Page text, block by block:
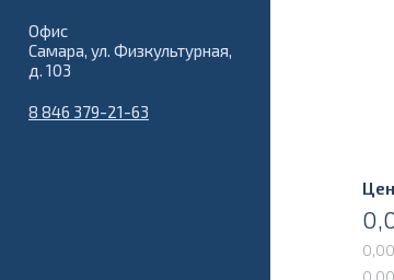
Офис
Самара, ул. Физкультурная,
д. 103
8 846 379-21-63
0,00
0,00